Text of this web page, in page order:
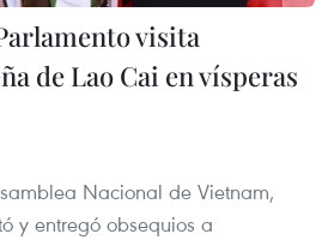
visita
de Lao Cai en vísperas
Nacional de Vietnam,
y entregó obsequios a